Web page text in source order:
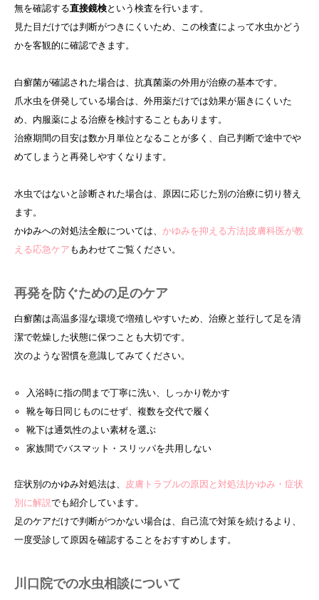
無を確認する直接鏡検という検査を行います。
見た目だけでは判断がつきにくいため、この検査によって水虫かどう
かを客観的に確認できます。
白癬菌が確認された場合は、抗真菌薬の外用が治療の基本です。
爪水虫を併発している場合は、外用薬だけでは効果が届きにくいた
め、内服薬による治療を検討することもあります。
治療期間の目安は数か月単位となることが多く、自己判断で途中でや
めてしまうと再発しやすくなります。
水虫ではないと診断された場合は、原因に応じた別の治療に切り替え
ます。
かゆみへの対処法全般については、 かゆみを抑える方法|皮膚科医が教
える応急ケア もあわせてご覧ください。
再発を防ぐための足のケア
白癬菌は高温多湿な環境で増殖しやすいため、治療と並行して足を清
潔で乾燥した状態に保つことも大切です。
次のような習慣を意識してみてください。
入浴時に指の間まで丁寧に洗い、しっかり乾かす
靴を毎日同じものにせず、複数を交代で履く
靴下は通気性のよい素材を選ぶ
家族間でバスマット・スリッパを共用しない
症状別のかゆみ対処法は、
皮膚トラブルの原因と対処法|かゆみ・症状
別に解説でも紹介しています。
足のケアだけで判断がつかない場合は、自己流で対策を続けるより、
一度受診して原因を確認することをおすすめします。
川口院での水虫相談について